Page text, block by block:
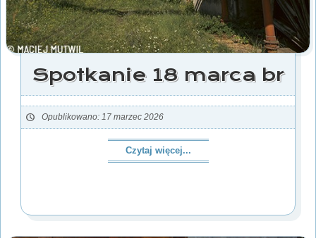
Spotkanie 18 marca br
Opublikowano: 17 marzec 2026
Czytaj więcej...